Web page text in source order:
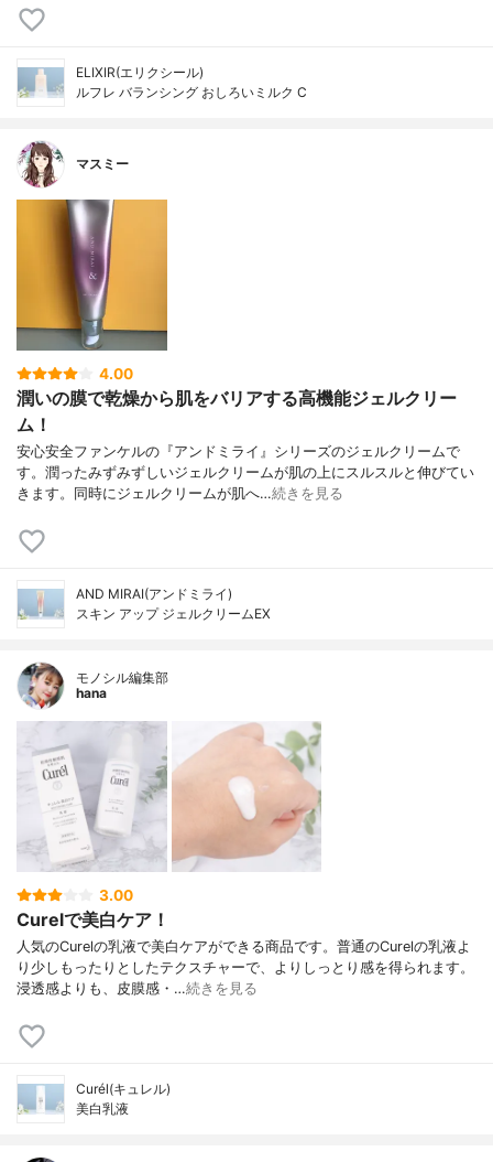
ELIXIR(エリクシール)
ルフレ バランシング おしろいミルク C
マスミー
4.00
潤いの膜で乾燥から肌をバリアする高機能ジェルクリー
ム！
安心安全ファンケルの『アンドミライ』シリーズのジェルクリームで
す。潤ったみずみずしいジェルクリームが肌の上にスルスルと伸びてい
きます。同時にジェルクリームが肌へ…続きを見る
AND MIRAI(アンドミライ)
スキン アップ ジェルクリームEX
モノシル編集部
hana
3.00
Curelで美白ケア！
人気のCurelの乳液で美白ケアができる商品です。普通のCurelの乳液よ
り少しもったりとしたテクスチャーで、よりしっとり感を得られます。
浸透感よりも、皮膜感・…続きを見る
Curél(キュレル)
美白乳液